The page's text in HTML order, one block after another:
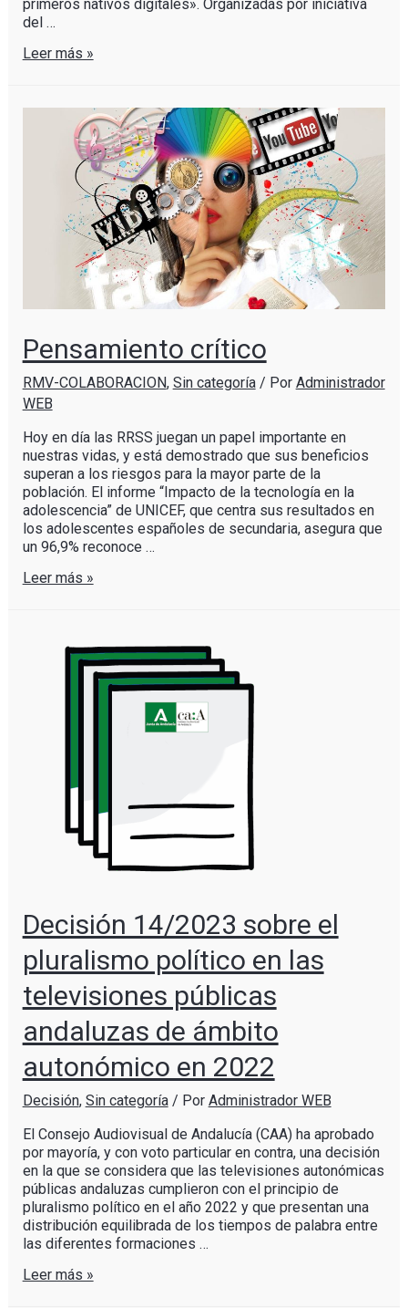
primeros nativos digitales». Organizadas por iniciativa
del …
Leer más »
Pensamiento crítico
RMV-COLABORACION, Sin categoría/ Por Administrador
WEB
Hoy en día las RRSS juegan un papel importante en
nuestras vidas, y está demostrado que sus beneficios
superan a los riesgos para la mayor parte de la
población. El informe “Impacto de la tecnología en la
adolescencia” de UNICEF, que centra sus resultados en
los adolescentes españoles de secundaria, asegura que
un 96,9% reconoce …
Leer más »
Decisión 14/2023 sobre el
pluralismo político en las
televisiones públicas
andaluzas de ámbito
autonómico en 2022
Decisión, Sin categoría/ Por Administrador WEB
El Consejo Audiovisual de Andalucía (CAA) ha aprobado
por mayoría, y con voto particular en contra, una decisión
en la que se considera que las televisiones autonómicas
públicas andaluzas cumplieron con el principio de
pluralismo político en el año 2022 y que presentan una
distribución equilibrada de los tiempos de palabra entre
las diferentes formaciones …
Leer más »